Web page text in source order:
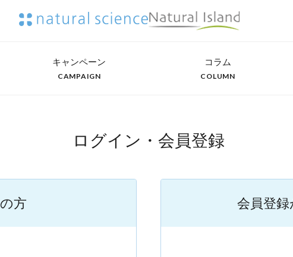
キャンペーン
CAMPAIGN
コラム
COLUMN
ログイン・会員登録
方 会員登